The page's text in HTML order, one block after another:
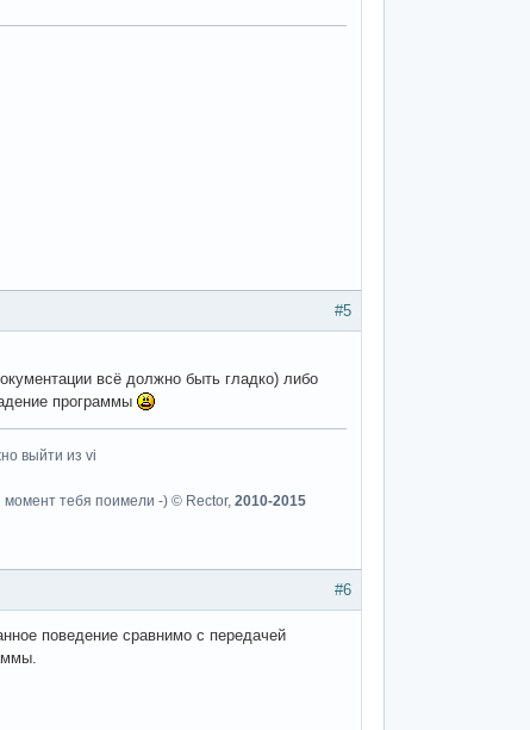
#5
всё должно быть гладко) либо
программы
выйти из vi
момент тебя поимели -) © Rector, 2010-2015
#6
поведение сравнимо с передачей